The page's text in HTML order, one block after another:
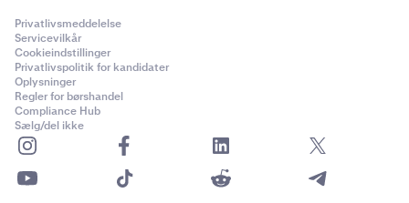
Privatlivsmeddelelse
Servicevilkår
Cookieindstillinger
Privatlivspolitik for kandidater
Oplysninger
Regler for børshandel
Compliance Hub
Sælg/del ikke